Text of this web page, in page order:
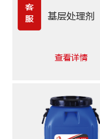
基层处理剂
查看详情